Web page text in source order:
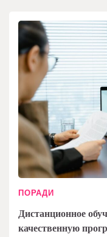
ПОРАДИ
Дистанционное
качественную